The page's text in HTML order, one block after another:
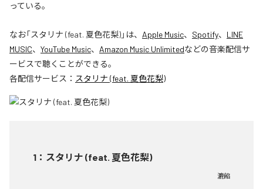
っている。
なお「スタリナ (feat. 夏色花梨)」は、 Apple Music、 Spotify、 LINE
MUSIC、 YouTube Music、 Amazon Music Unlimitedなどの音楽配信サ
ービスで聴くことができる。
各配信サービス： スタリナ (feat. 夏色花梨)
1 ： スタリナ (feat. 夏色花梨)
漉餡